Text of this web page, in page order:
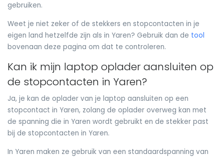
gebruiken.
Weet je niet zeker of de stekkers en stopcontacten in je
eigen land hetzelfde zijn als in Yaren? Gebruik dan de tool
bovenaan deze pagina om dat te controleren.
Kan ik mijn laptop oplader aansluiten op
de stopcontacten in Yaren?
Ja, je kan de oplader van je laptop aansluiten op een
stopcontact in Yaren, zolang de oplader overweg kan met
de spanning die in Yaren wordt gebruikt en de stekker past
bij de stopcontacten in Yaren.
In Yaren maken ze gebruik van een standaardspanning van